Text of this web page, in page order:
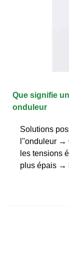
Que signifie
onduleur
Solutions
l''onduleur →
les tensions
plus épais →